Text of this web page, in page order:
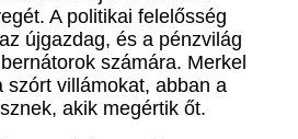
A politikai felelősség
újgazdag, és a pénzvilág
számára. Merkel
szórt villámokat, abban a
akik megértik őt.